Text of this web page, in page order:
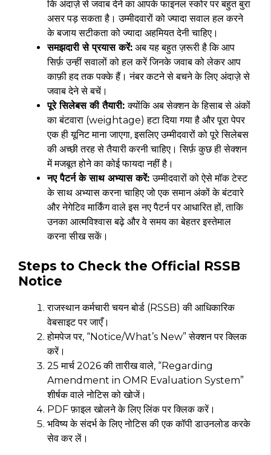
कि अंदाज़े से जवाब देने का आपके फाइनल स्कोर पर बहुत बुरा
असर पड़ सकता है। उम्मीदवारों को ज्यादा सवाल हल करने
के बजाय सटीकता को ज्यादा अहमियत देनी चाहिए।
समझदारी से प्रयास करें: अब यह बहुत ज़रूरी है कि आप
सिर्फ़ उन्हीं सवालों को हल करें जिनके जवाब को लेकर आप
काफ़ी हद तक पक्के हैं। नंबर कटने से बचने के लिए अंदाज़े से
जवाब देने से बचें।
पूरे सिलेबस की तैयारी:क्योंकि अब सेक्शन के हिसाब से अंकों
का बंटवारा (weightage) हटा दिया गया है और पूरा पेपर
एक ही यूनिट माना जाएगा, इसलिए उम्मीदवारों को पूरे सिलेबस
की अच्छी तरह से तैयारी करनी चाहिए। सिर्फ़ कुछ ही सेक्शन
में मजबूत होने का कोई फायदा नहीं है।
नए पैटर्न के साथ अभ्यास करें:उम्मीदवारों को ऐसे मॉक टेस्ट
के साथ अभ्यास करना चाहिए जो एक समान अंकों के बंटवारे
और नेगेटिव मार्किंग वाले इस नए पैटर्न पर आधारित हों, ताकि
उनका आत्मविश्वास बढ़े और वे समय का बेहतर इस्तेमाल
करना सीख सकें।
Steps to Check the Official RSSB
Notice
राजस्थान कर्मचारी चयन बोर्ड (RSSB) की आधिकारिक
वेबसाइट पर जाएँ।
होमपेज पर, “Notice/What’s New” सेक्शन पर क्लिक
करें।
25 मार्च 2026 की तारीख वाले, “Regarding
Amendment in OMR Evaluation System”
शीर्षक वाले नोटिस को खोजें।
PDF फ़ाइल खोलने के लिए लिंक पर क्लिक करें।
भविष्य के संदर्भ के लिए नोटिस की एक कॉपी डाउनलोड करके
सेव कर लें।